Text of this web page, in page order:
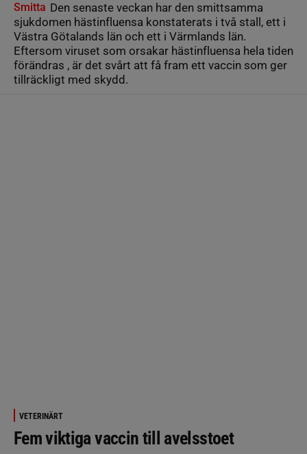
Smitta Den senaste veckan har den smittsamma
sjukdomen hästinfluensa konstaterats i två stall, ett i
Västra Götalands län och ett i Värmlands län.
Eftersom viruset som orsakar hästinfluensa hela tiden
förändras , är det svårt att få fram ett vaccin som ger
tillräckligt med skydd.
VETERINÄRT
Fem viktiga vaccin till avelsstoet